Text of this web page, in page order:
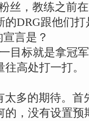
丝，教练之前
DRG跟他们
言是？
目标就是拿冠
高处打一打。
太多的期待。
的，没有设置